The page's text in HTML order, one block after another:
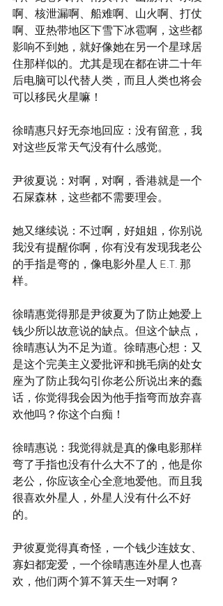
啊、核泄漏啊、船难啊、山火啊、打仗
啊、亚热带地区下雪下冰雹啊，这些都
影响不到她，就好像她在另一个星球居
住那样似的。尤其是现在都在讲二十年
后电脑可以代替人类，而且人类也将会
可以移民火星嘛！
徐晴惠只好无奈地回应：没有留意，我
对这些反常天气没有什么感觉。
尹彼夏说：对啊，对啊，香港就是一个
石屎森林，这些都不需要理会。
她又继续说：不过啊，好姐姐，你别说
我没有提醒你啊，你有没有发现我老公
的手指是弯的，像电影外星人 E.T. 那
样。
徐晴惠觉得那是尹彼夏为了防止她爱上
钱少所以故意说的缺点。但这个缺点，
徐晴惠认为不足为道。徐晴惠心想：又
是这个完美主义爱批评和挑毛病的处女
座为了防止我勾引你老公所说出来的蠢
话，你觉得我会因为他手指弯而放弃喜
欢他吗？你这个白痴！
徐晴惠说：我觉得就是真的像电影那样
弯了手指也没有什么大不了的，他是你
老公，你应该全心全意地爱他。而且我
很喜欢外星人，外星人没有什么不好
的。
尹彼夏觉得真奇怪，一个钱少连妓女、
寡妇都宠爱，一个徐晴惠连外星人也喜
欢，他们两个算不算天生一对啊？